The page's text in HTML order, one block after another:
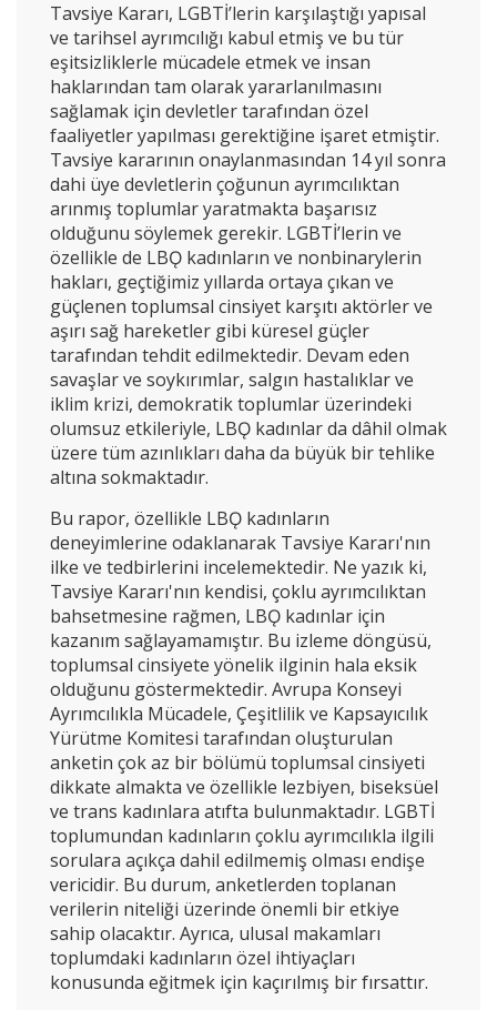
Tavsiye Kararı, LGBTİ’lerin karşılaştığı yapısal
ve tarihsel ayrımcılığı kabul etmiş ve bu tür
eşitsizliklerle mücadele etmek ve insan
haklarından tam olarak yararlanılmasını
sağlamak için devletler tarafından özel
faaliyetler yapılması gerektiğine işaret etmiştir.
Tavsiye kararının onaylanmasından 14 yıl sonra
dahi üye devletlerin çoğunun ayrımcılıktan
arınmış toplumlar yaratmakta başarısız
olduğunu söylemek gerekir. LGBTİ’lerin ve
özellikle de LBǪ kadınların ve nonbinarylerin
hakları, geçtiğimiz yıllarda ortaya çıkan ve
güçlenen toplumsal cinsiyet karşıtı aktörler ve
aşırı sağ hareketler gibi küresel güçler
tarafından tehdit edilmektedir. Devam eden
savaşlar ve soykırımlar, salgın hastalıklar ve
iklim krizi, demokratik toplumlar üzerindeki
olumsuz etkileriyle, LBǪ kadınlar da dâhil olmak
üzere tüm azınlıkları daha da büyük bir tehlike
altına sokmaktadır.
Bu rapor, özellikle LBǪ kadınların
deneyimlerine odaklanarak Tavsiye Kararı'nın
ilke ve tedbirlerini incelemektedir. Ne yazık ki,
Tavsiye Kararı'nın kendisi, çoklu ayrımcılıktan
bahsetmesine rağmen, LBǪ kadınlar için
kazanım sağlayamamıştır. Bu izleme döngüsü,
toplumsal cinsiyete yönelik ilginin hala eksik
olduğunu göstermektedir. Avrupa Konseyi
Ayrımcılıkla Mücadele, Çeşitlilik ve Kapsayıcılık
Yürütme Komitesi tarafından oluşturulan
anketin çok az bir bölümü toplumsal cinsiyeti
dikkate almakta ve özellikle lezbiyen, biseksüel
ve trans kadınlara atıfta bulunmaktadır. LGBTİ
toplumundan kadınların çoklu ayrımcılıkla ilgili
sorulara açıkça dahil edilmemiş olması endişe
vericidir. Bu durum, anketlerden toplanan
verilerin niteliği üzerinde önemli bir etkiye
sahip olacaktır. Ayrıca, ulusal makamları
toplumdaki kadınların özel ihtiyaçları
konusunda eğitmek için kaçırılmış bir fırsattır.